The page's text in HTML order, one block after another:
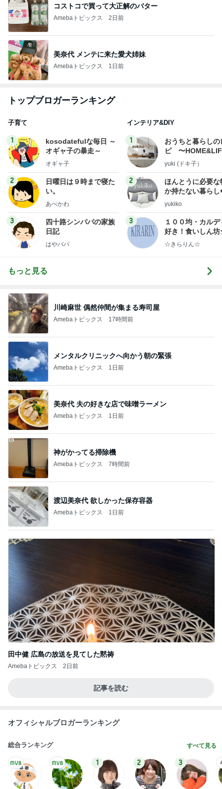
コストコで買って大正解のバター
Amebaトピックス 2日前
美奈代 メンテに来た愛犬姉妹
Amebaトピックス 1日前
トップブロガーランキング
子育て
1
kosodatefulな毎日 ～
オギャ子の暴走～
オギャ子
2
日曜日は９時まで寝た
い。
あべかわ
3
四十路シンパパの家族
日記
はやパパ
インテリア&DIY
1
おうちと暮らしの
ピ 〜
yuki (ドキ子）
2
ほんとうに必要な
か持たない暮ら
ep Life Simple◆
yukiko
3
１００均・カルデ
好き！食いしん
らりん☆のブログ
☆きらりん☆
もっと見る
川崎麻世 偶然仲間が集まる寿司屋
Amebaトピックス 17時間前
メンタルクリニックへ向かう朝の緊張
Amebaトピックス 1日前
美奈代 夫の好きな店で味噌ラーメン
Amebaトピックス 1日前
神がかってる掃除機
Amebaトピックス 7時間前
渡辺美奈代 欲しかった保存容器
Amebaトピックス 1日前
田中健 広島の放送を見てした黙祷
Amebaトピックス 2日前
記事を読む
オフィシャルブロガーランキング
総合ランキング すべて見る
1 2 3